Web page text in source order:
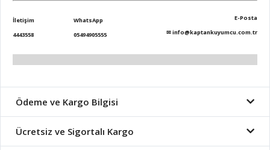
İletişim
4443558
WhatsApp
05494905555
E-Posta
✉info@kaptankuyumcu.com.tr
Ödeme ve Kargo Bilgisi
Ücretsiz ve Sigortalı Kargo